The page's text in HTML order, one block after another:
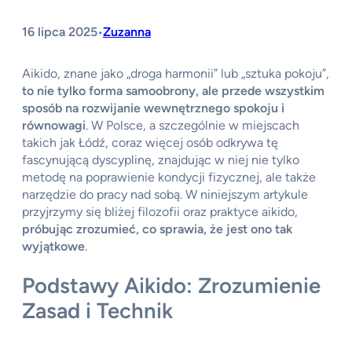
16 lipca 2025•Zuzanna
Aikido, znane jako „droga harmonii” lub „sztuka pokoju”,
to nie tylko forma samoobrony, ale przede wszystkim
sposób na rozwijanie wewnętrznego spokoju i
równowagi. W Polsce, a szczególnie w miejscach
takich jak Łódź, coraz więcej osób odkrywa tę
fascynującą dyscyplinę, znajdując w niej nie tylko
metodę na poprawienie kondycji fizycznej, ale także
narzędzie do pracy nad sobą. W niniejszym artykule
przyjrzymy się bliżej filozofii oraz praktyce aikido,
próbując zrozumieć, co sprawia, że jest ono tak
wyjątkowe.
Podstawy Aikido: Zrozumienie
Zasad i Technik